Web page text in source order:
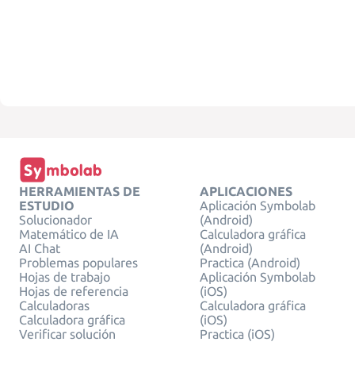
HERRAMIENTAS DE
ESTUDIO
Solucionador
Matemático de IA
AI Chat
Problemas populares
Hojas de trabajo
Hojas de referencia
Calculadoras
Calculadora gráfica
Verificar solución
APLICACIONES
Aplicación Symbolab
(Android)
Calculadora gráfica
(Android)
Practica (Android)
Aplicación Symbolab
(iOS)
Calculadora gráfica
(iOS)
Practica (iOS)